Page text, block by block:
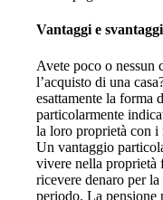
Vantaggi e
Avete poco o nessun
l’acquisto di una
esattamente la forma
particolarmente
la loro proprietà con
Un vantaggio
vivere nella
ricevere denaro per
periodo. La pensione